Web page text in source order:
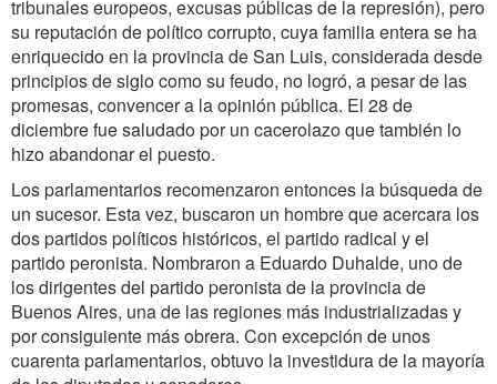
tribunales europeos, excusas públicas de la represión), pero
su reputación de político corrupto, cuya familia entera se ha
enriquecido en la provincia de San Luis, considerada desde
principios de siglo como su feudo, no logró, a pesar de las
promesas, convencer a la opinión pública. El 28 de
diciembre fue saludado por un cacerolazo que también lo
hizo abandonar el puesto.
Los parlamentarios recomenzaron entonces la búsqueda de
un sucesor. Esta vez, buscaron un hombre que acercara los
dos partidos políticos históricos, el partido radical y el
partido peronista. Nombraron a Eduardo Duhalde, uno de
los dirigentes del partido peronista de la provincia de
Buenos Aires, una de las regiones más industrializadas y
por consiguiente más obrera. Con excepción de unos
cuarenta parlamentarios, obtuvo la investidura de la mayoría